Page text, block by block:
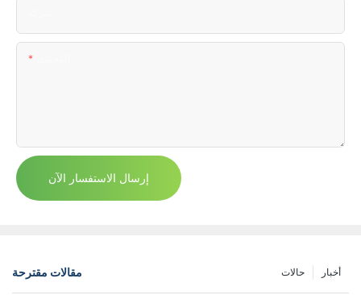
إرسال الاستفسار الآن
مقالات مقترحة أخبار حالات